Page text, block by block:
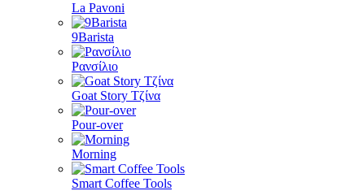
La Pavoni
9Barista
Ρανσίλιο
Goat Story Τζίνα
Pour-over
Morning
Smart Coffee Tools